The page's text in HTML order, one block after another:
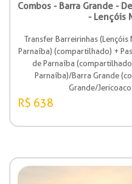
Combos - Barra Grande -
- Lençóis
Transfer Barreirinhas
Parnaíba) (compartilhado) +
de Parnaíba
Parnaíba)/Barra Grande
Grande/
R$ 638